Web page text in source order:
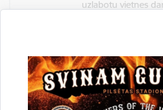
uzlabotu vietnes
statistisko datu
apmeklētājs
2 gadi